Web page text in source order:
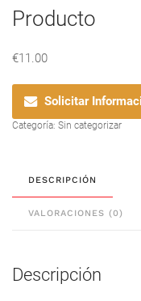
Producto
€11.00
Solicitar
Categoría: Sin categorizar
DESCRIPCIÓN
VALORACIONES (0)
Descripción